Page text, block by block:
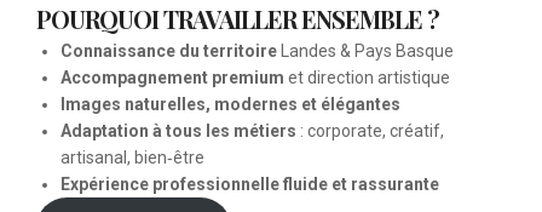
POURQUOI TRAVAILLER ENSEMBLE ?
Connaissance du territoire Landes & Pays Basque
Accompagnement premium et direction artistique
Images naturelles, modernes et élégantes
Adaptation à tous les métiers : corporate, créatif,
artisanal, bien‑être
Expérience professionnelle fluide et rassurante